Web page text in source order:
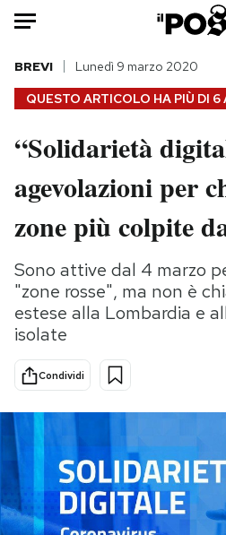
HOME
Italia
Politica
Tecnologia
Scienza
Cultura
Economia
Sport
NEWSLETTER
QUESTO ARTICOLO HA PIÙ DI 6
BREVI Lunedì 9 marzo 2020
“Solidarietà
agevolazioni per
zone più colpite
Sono attive dal 4 marzo
"zone rosse", ma non è
estese alla Lombardia e
isolate
Condividi